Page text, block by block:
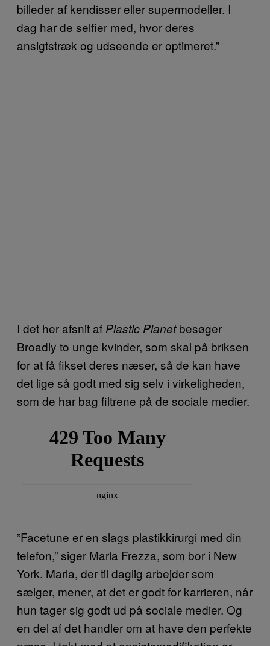
billeder af kendisser eller supermodeller. I
dag har de selfier med, hvor deres
ansigtstræk og udseende er optimeret.”
I det her afsnit af Plastic Planetbesøger
Broadly to unge kvinder, som skal på briksen
for at få fikset deres næser, så de kan have
det lige så godt med sig selv i virkeligheden,
som de har bag filtrene på de sociale medier.
”Facetune er en slags plastikkirurgi med din
telefon,” siger Marla Frezza, som bor i New
York. Marla, der til daglig arbejder som
sælger, mener, at det er godt for karrieren, når
hun tager sig godt ud på sociale medier. Og
en del af det handler om at have den perfekte